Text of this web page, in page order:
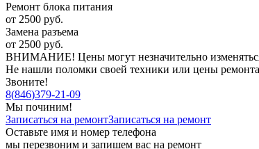
Ремонт блока питания
от 2500 руб.
Замена разъема
от 2500 руб.
ВНИМАНИЕ! Цены могут незначительно изменяться
Не нашли поломки своей техники или цены
Звоните!
8(846)379-21-09
Мы починим!
Записаться на ремонтЗаписаться на ремонт
Оставьте имя и номер телефона
мы перезвоним и запишем вас на ремонт